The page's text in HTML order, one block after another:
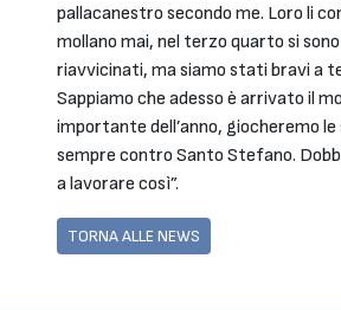
pallacanestro secondo me. Loro li
mollano mai, nel terzo quarto si sono
riavvicinati, ma siamo stati bravi a
Sappiamo che adesso è arrivato il
importante dell’anno, giocheremo le
sempre contro Santo Stefano.
a lavorare così”.
TORNA ALLE NEWS